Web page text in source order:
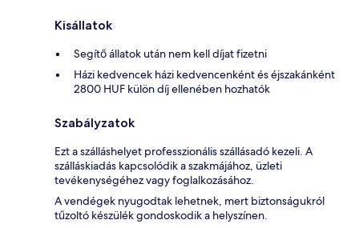
Kisállatok
Segítő állatok után nem kell díjat fizetni
Házi kedvencek házi kedvencenként és éjszakánként
2800 HUF külön díj ellenében hozhatók
Szabályzatok
Ezt a szálláshelyet professzionális szállásadó kezeli. A
szálláskiadás kapcsolódik a szakmájához, üzleti
tevékenységéhez vagy foglalkozásához.
A vendégek nyugodtak lehetnek, mert biztonságukról
tűzoltó készülék gondoskodik a helyszínen.